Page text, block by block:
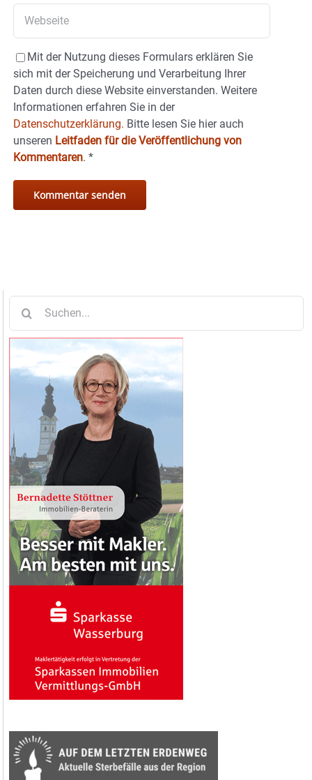
Mit der Nutzung dieses Formulars erklären Sie
sich mit der Speicherung und Verarbeitung Ihrer
Daten durch diese Website einverstanden. Weitere
Informationen erfahren Sie in der
Datenschutzerklärung. Bitte lesen Sie hier auch
unseren Leitfaden für die Veröffentlichung von
Kommentaren. *
nach: